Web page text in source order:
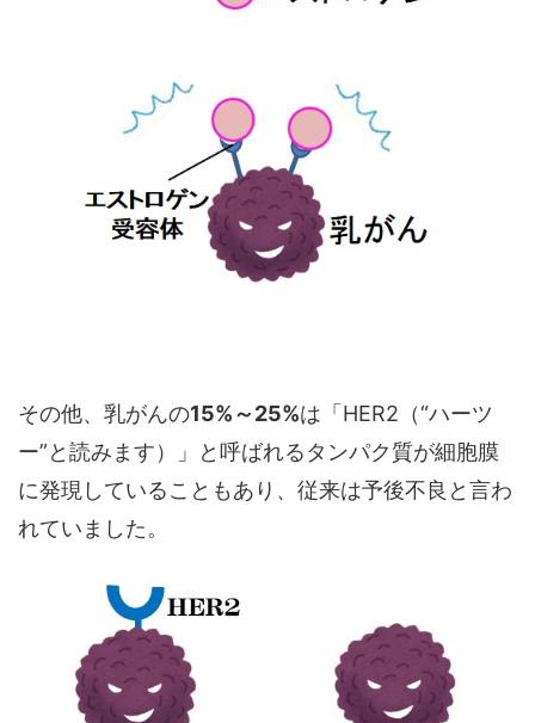
その他、乳がんの15%～25%は「HER2（“ハーツ
ー”と読みます）」と呼ばれるタンパク質が細胞膜
に発現していることもあり、従来は予後不良と言わ
れていました。